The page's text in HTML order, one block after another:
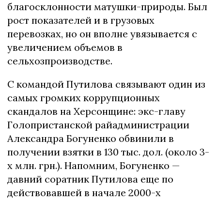
благосклонности матушки-природы. Был
рост показателей и в грузовых
перевозках, но он вполне увязывается с
увеличением объемов в
сельхозпроизводстве.
С командой Путилова связывают один из
самых громких коррупционных
скандалов на Херсонщине: экс-главу
Голопристанской райадминистрации
Александра Богуненко обвинили в
получении взятки в 130 тыс. дол. (около 3-
х млн. грн.). Напомним, Богуненко —
давний соратник Путилова еще по
действовавшей в начале 2000-х